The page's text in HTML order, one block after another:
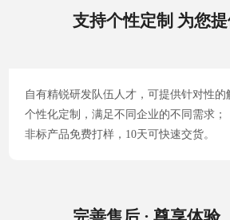
支持个性定制 为您
自有精锐研发队伍人才，可提供针对性的
个性化定制，满足不同企业的不同需求；
非标产品免费打样，10天可快速交货。